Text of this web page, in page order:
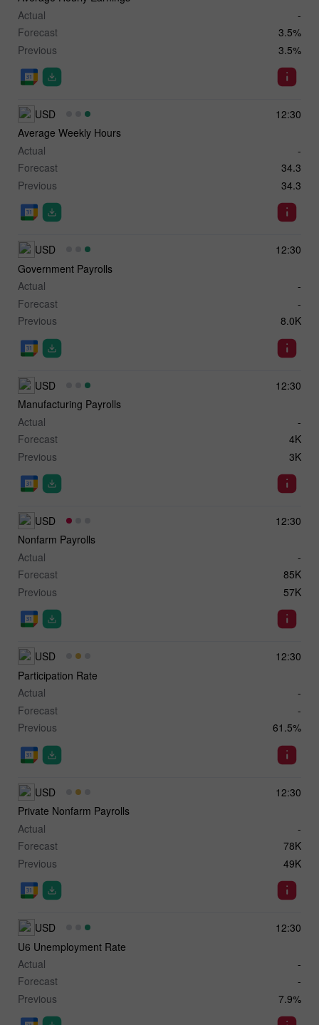
Actual
-
Forecast
3.5%
Previous
3.5%
12:30
USD
Average Weekly Hours
Actual
-
Forecast
34.3
Previous
34.3
12:30
USD
Government Payrolls
Actual
-
Forecast
-
Previous
8.0K
12:30
USD
Manufacturing Payrolls
Actual
-
Forecast
4K
Previous
3K
12:30
USD
Nonfarm Payrolls
Actual
-
Forecast
85K
Previous
57K
12:30
USD
Participation Rate
Actual
-
Forecast
-
Previous
61.5%
12:30
USD
Private Nonfarm Payrolls
Actual
-
Forecast
78K
Previous
49K
12:30
USD
U6 Unemployment Rate
Actual
-
Forecast
-
Previous
7.9%